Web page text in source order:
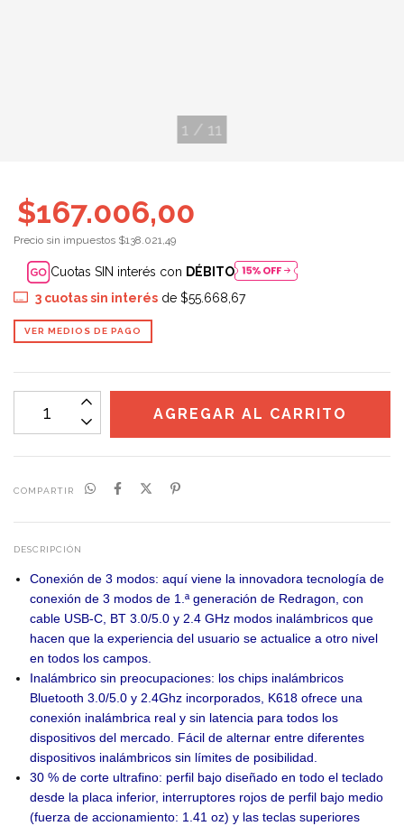
1 / 11
$167.006,00
Precio sin impuestos $138.021,49
Cuotas SIN interés con DÉBITO
3cuotas sin interésde $55.668,67
VER MEDIOS DE PAGO
COMPARTIR
DESCRIPCIÓN
Conexión de 3 modos: aquí viene la innovadora tecnología de
conexión de 3 modos de 1.ª generación de Redragon, con
cable USB-C, BT 3.0/5.0 y 2.4 GHz modos inalámbricos que
hacen que la experiencia del usuario se actualice a otro nivel
en todos los campos.
Inalámbrico sin preocupaciones: los chips inalámbricos
Bluetooth 3.0/5.0 y 2.4Ghz incorporados, K618 ofrece una
conexión inalámbrica real y sin latencia para todos los
dispositivos del mercado. Fácil de alternar entre diferentes
dispositivos inalámbricos sin límites de posibilidad.
30 % de corte ultrafino: perfil bajo diseñado en todo el teclado
desde la placa inferior, interruptores rojos de perfil bajo medio
(fuerza de accionamiento: 1.41 oz) y las teclas superiores